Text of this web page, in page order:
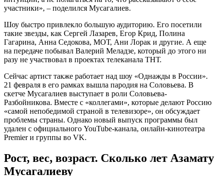
участники», – поделился Мусагалиев.
Шоу быстро привлекло большую аудиторию. Его посетили
такие звезды, как Сергей Лазарев, Егор Крид, Полина
Гагарина, Анна Седокова, МОТ, Ани Лорак и другие. А еще
на передаче побывал Валерий Меладзе, который до этого ни
разу не участвовал в проектах телеканала ТНТ.
Сейчас артист также работает над шоу «Однажды в России».
21 февраля в его рамках вышла пародия на Соловьева. В
скетче Мусагалиев выступает в роли Соловьева-
Разбойникова. Вместе с «коллегами», которые делают Россию
«самой непобедимой страной в телевизоре», он обсуждает
проблемы страны. Однако новый выпуск программы был
удален с официального YouTube-канала, онлайн-кинотеатра
Premier и группы во VK.
Рост, вес, возраст. Сколько лет Азамату
Мусагалиеву